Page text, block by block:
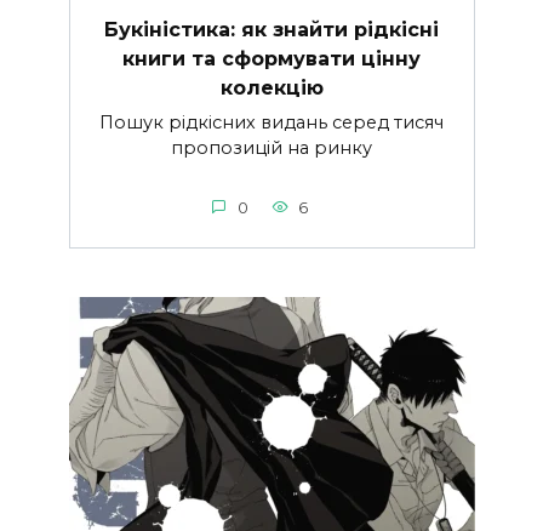
Букіністика: як знайти рідкісні
книги та сформувати цінну
колекцію
Пошук рідкісних видань серед тисяч
пропозицій на ринку
0 6